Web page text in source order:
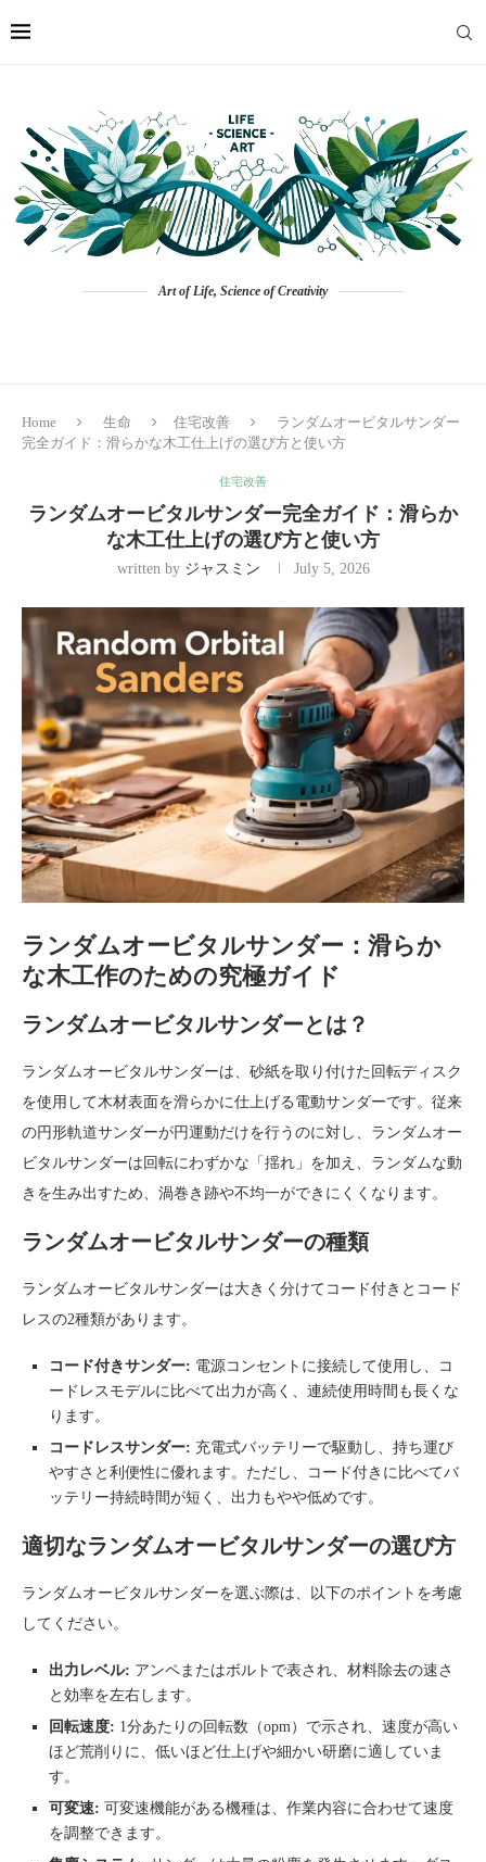
Art of Life, Science of Creativity
Home 生命 住宅改善
ランダムオービタルサンダー
完全ガイド：滑らかな木工仕上げの選び方と使い方
住宅改善
ランダムオービタルサンダー完全ガイド：滑らか
な木工仕上げの選び方と使い方
written by ジャスミン July 5, 2026
ランダムオービタルサンダー：滑らか
な木工作のための究極ガイド
ランダムオービタルサンダーとは？
ランダムオービタルサンダーは、砂紙を取り付けた回転ディスク
を使用して木材表面を滑らかに仕上げる電動サンダーです。従来
の円形軌道サンダーが円運動だけを行うのに対し、ランダムオー
ビタルサンダーは回転にわずかな「揺れ」を加え、ランダムな動
きを生み出すため、渦巻き跡や不均一ができにくくなります。
ランダムオービタルサンダーの種類
ランダムオービタルサンダーは大きく分けてコード付きとコード
レスの2種類があります。
コード付きサンダー: 電源コンセントに接続して使用し、コ
ードレスモデルに比べて出力が高く、連続使用時間も長くな
ります。
コードレスサンダー: 充電式バッテリーで駆動し、持ち運び
やすさと利便性に優れます。ただし、コード付きに比べてバ
ッテリー持続時間が短く、出力もやや低めです。
適切なランダムオービタルサンダーの選び方
ランダムオービタルサンダーを選ぶ際は、以下のポイントを考慮
してください。
出力レベル: アンペまたはボルトで表され、材料除去の速さ
と効率を左右します。
回転速度: 1分あたりの回転数（opm）で示され、速度が高い
ほど荒削りに、低いほど仕上げや細かい研磨に適していま
す。
可変速: 可変速機能がある機種は、作業内容に合わせて速度
を調整できます。